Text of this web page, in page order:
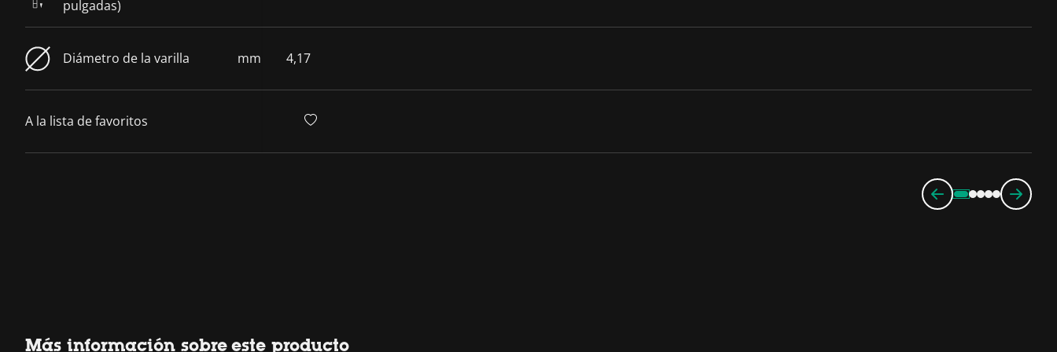
pulgadas)
Diámetro de la varilla mm 4,17
A la lista de favoritos
Más información sobre este producto